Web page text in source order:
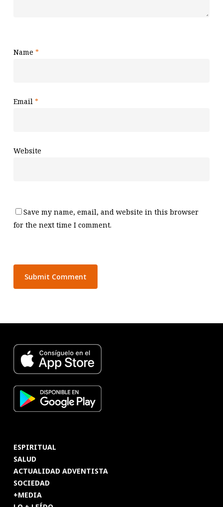
Name *
Email *
Website
Save my name, email, and website in this browser
for the next time I comment.
ESPIRITUAL
SALUD
ACTUALIDAD ADVENTISTA
SOCIEDAD
+MEDIA